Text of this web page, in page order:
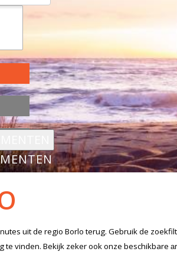
uit de regio Borloterug. Gebruik de
te vinden. Bekijk zeker ook onze beschikbare